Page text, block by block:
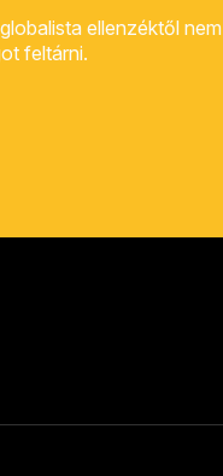
ellenzéktől nem
feltárni.